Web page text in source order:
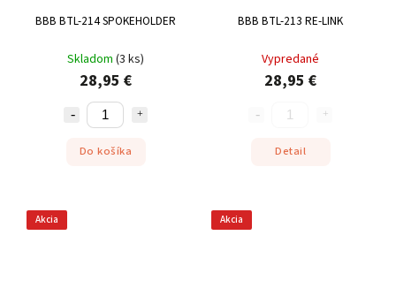
BBB BTL-214 SPOKEHOLDER
Skladom (3 ks)
28,95 €
Do košíka
BBB BTL-213 RE-LINK
Vypredané
28,95 €
Detail
Akcia Akcia